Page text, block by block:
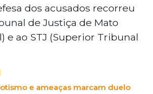
dos acusados recorreu
de Justiça de Mato
e ao STJ (Superior Tribunal
e ameaças marcam duelo